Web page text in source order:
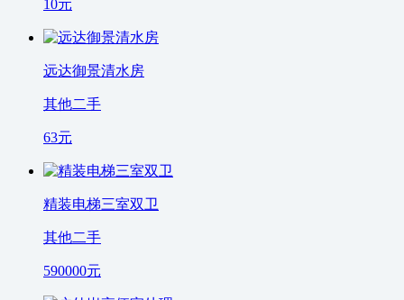
10元
远达御景清水房
其他二手
63元
精装电梯三室双卫
其他二手
590000元